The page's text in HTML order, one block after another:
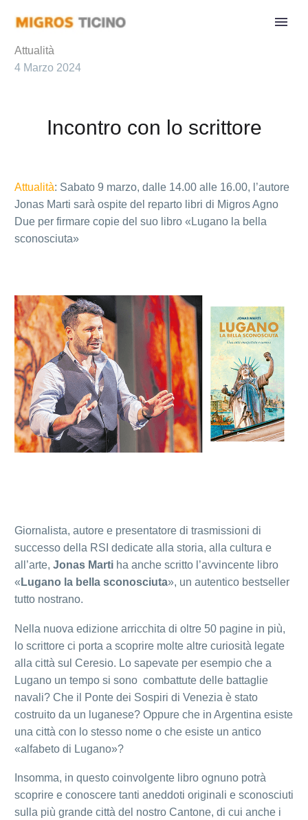
Attualità
4 Marzo 2024
Incontro con lo scrittore
Attualità: Sabato 9 marzo, dalle 14.00 alle 16.00, l’autore
Jonas Marti sarà ospite del reparto libri di Migros Agno
Due per firmare copie del suo libro «Lugano la bella
sconosciuta»
Giornalista, autore e presentatore di trasmissioni di
successo della RSI dedicate alla storia, alla cultura e
all’arte, Jonas Marti ha anche scritto l’avvincente libro
« Lugano la bella sconosciuta», un autentico bestseller
tutto nostrano.
Nella nuova edizione arricchita di oltre 50 pagine in più,
lo scrittore ci porta a scoprire molte altre curiosità legate
alla città sul Ceresio. Lo sapevate per esempio che a
Lugano un tempo si sono combattute delle battaglie
navali? Che il Ponte dei Sospiri di Venezia è stato
costruito da un luganese? Oppure che in Argentina esiste
una città con lo stesso nome o che esiste un antico
«alfabeto di Lugano»?
Insomma, in questo coinvolgente libro ognuno potrà
scoprire e conoscere tanti aneddoti originali e sconosciuti
sulla più grande città del nostro Cantone, di cui anche i